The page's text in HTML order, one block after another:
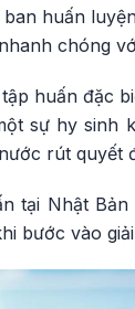
huấn
chóng
huấn đặc
sự hy sinh
rút quyết
tại Nhật
bước vào